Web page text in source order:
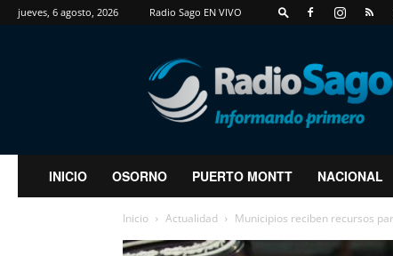
jueves, 6 agosto, 2026 Radio Sago EN VIVO
RadioSago
INICIO OSORNO PUERTO MONTT NACIONAL
Inicio Actualidad Municipios reciben recursos